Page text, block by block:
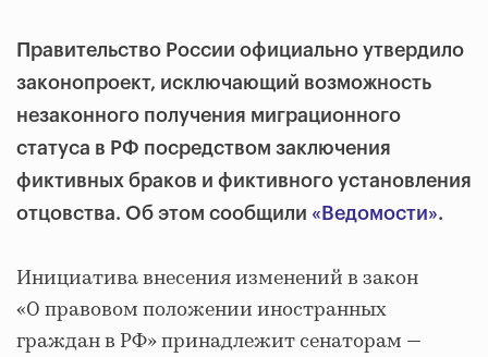
Правительство России официально утвердило
законопроект, исключающий возможность
незаконного получения миграционного
статуса в РФ посредством заключения
фиктивных браков и фиктивного установления
отцовства. Об этом сообщили «Ведомости».
Инициатива внесения изменений в закон
«О правовом положении иностранных
граждан в РФ» принадлежит сенаторам —